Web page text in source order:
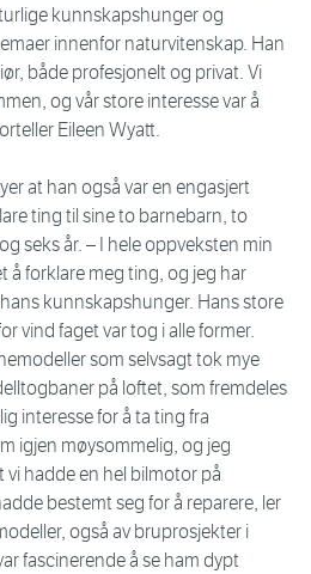
kunnskapshunger og
innenfor naturvitenskap. Han
både profesjonelt og privat. Vi
og vår store interesse var å
Eileen Wyatt.
at han også var en engasjert
ting til sine to barnebarn, to
seks år. – I hele oppveksten min
å forklare meg ting, og jeg har
kunnskapshunger. Hans store
vind faget var tog i alle former.
som selvsagt tok mye
på loftet, som fremdeles
interesse for å ta ting fra
igjen møysommelig, og jeg
vi hadde en hel bilmotor på
bestemt seg for å reparere, ler
også av bruprosjekter i
fascinerende å se ham dypt